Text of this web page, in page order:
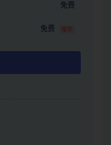
免费
免费 推荐